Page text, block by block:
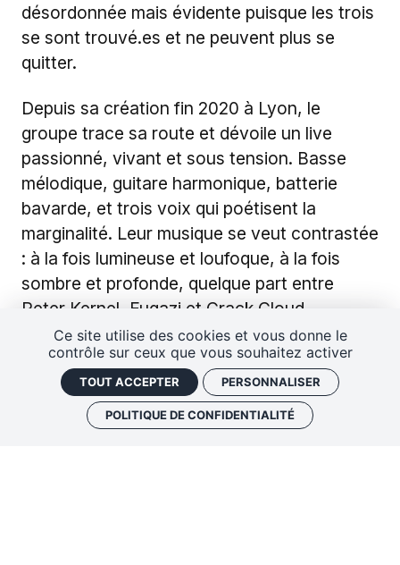
Ce site utilise des cookies et vous donne le
contrôle sur ceux que vous souhaitez activer
TOUT ACCEPTER PERSONNALISER
POLITIQUE DE CONFIDENTIALITÉ
désordonnée mais évidente puisque les trois
se sont trouvé.es et ne peuvent plus se
quitter.
Depuis sa création fin 2020 à Lyon, le
groupe trace sa route et dévoile un live
passionné, vivant et sous tension. Basse
mélodique, guitare harmonique, batterie
bavarde, et trois voix qui poétisent la
marginalité. Leur musique se veut contrastée
: à la fois lumineuse et loufoque, à la fois
sombre et profonde, quelque part entre
Peter Kernel, Fugazi et Crack Cloud.
AinsiANTENN.Einvente son propre genre
musical : le “Bright Punk”, un sous genre du
Art Punk. Le trio sortira son premier album
"Tabouret" en octobre 2024 et il fêtera tout